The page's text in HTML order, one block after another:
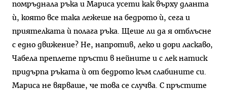
помръднала ръка и Мариса усети как върху дланта
ѝ, която все така лежеше на бедрото ѝ, сега и
приятелката ѝ полага ръка. Щеше ли да я отблъсне
с едно движение? Не, напротив, леко и дори ласкаво,
Чабела преплете пръсти в нейните и с лек натиск
придърпа ръката ѝ от бедрото към слабините си.
Мариса не вярваше, че това се случва. С пръстите